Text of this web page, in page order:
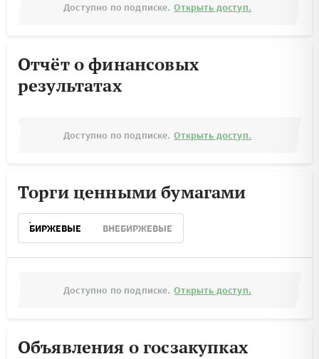
Доступно по подписке. Открыть доступ.
Отчёт о финансовых
результатах
Доступно по подписке. Открыть доступ.
Торги ценными бумагами
БИРЖЕВЫЕ ВНЕБИРЖЕВЫЕ
Доступно по подписке. Открыть доступ.
Объявления о госзакупках